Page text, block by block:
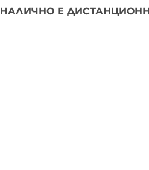
НАЛИЧНО Е ДИСТАНЦИОННО